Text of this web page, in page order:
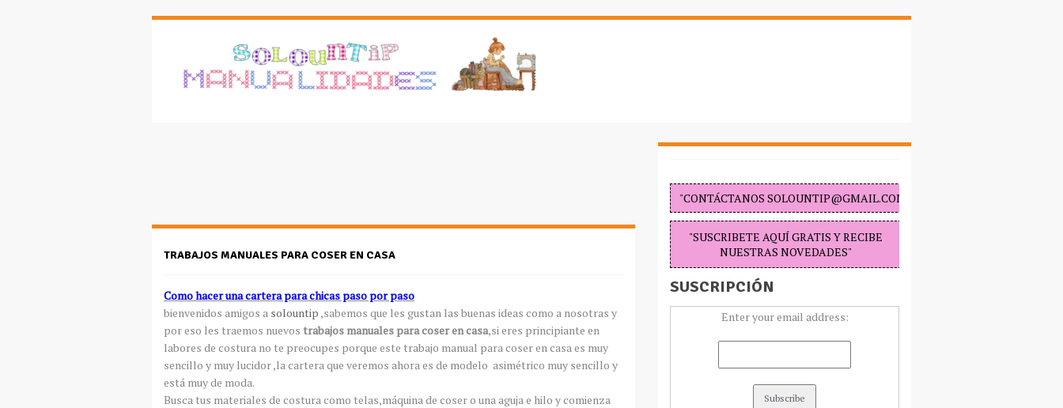
TRABAJOS MANUALES PARA COSER EN CASA
Como hacer una cartera para chicas paso por paso
bienvenidos amigos a solountip ,sabemos que les gustan las buenas ideas como a nosotras y
por eso les traemos nuevos trabajos manuales para coser en casa,si eres principiante en
labores de costura no te preocupes porque este trabajo manual para coser en casa es muy
sencillo y muy lucidor ,la cartera que veremos ahora es de modelo asimétrico muy sencillo y
está muy de moda.
Busca tus materiales de costura como telas,máquina de coser o una aguja e hilo y comienza
"CONTÁCTANOS SOLOUNTIP@GMAIL.COM "
"SUSCRIBETE AQUÍ GRATIS Y RECIBE
NUESTRAS NOVEDADES"
SUSCRIPCIÓN
Enter your email address: